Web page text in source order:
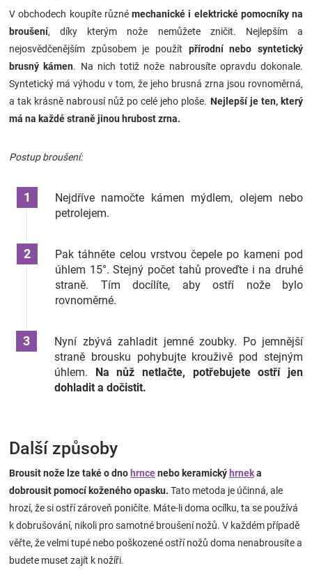
V obchodech koupíte různé mechanické i elektrické pomocníky na
broušení, díky kterým nože nemůžete zničit. Nejlepším a
nejosvědčenějším způsobem je použít přírodní nebo syntetický
brusný kámen. Na nich totiž nože nabrousíte opravdu dokonale.
Syntetický má výhodu v tom, že jeho brusná zrna jsou rovnoměrná,
a tak krásně nabrousí nůž po celé jeho ploše. Nejlepší je ten, který
má na každé straně jinou hrubost zrna.
Postup broušení:
Nejdříve namočte kámen mýdlem, olejem nebo
petrolejem.
Pak táhněte celou vrstvou čepele po kameni pod
úhlem 15°. Stejný počet tahů proveďte i na druhé
straně. Tím docílíte, aby ostří nože bylo
rovnoměrné.
Nyní zbývá zahladit jemné zoubky. Po jemnější
straně brousku pohybujte krouživě pod stejným
úhlem. Na nůž netlačte, potřebujete ostří jen
dohladit a dočistit.
Další způsoby
Brousit nože lze také o dno hrncenebo keramický hrneka
dobrousit pomocí koženého opasku. Tato metoda je účinná, ale
hrozí, že si ostří zároveň poničíte. Máte-li doma ocílku, ta se používá
k dobrušování, nikoli pro samotné broušení nožů. V každém případě
věřte, že velmi tupé nebo poškozené ostří nožů doma nenabrousíte a
budete muset zajít k nožíři.